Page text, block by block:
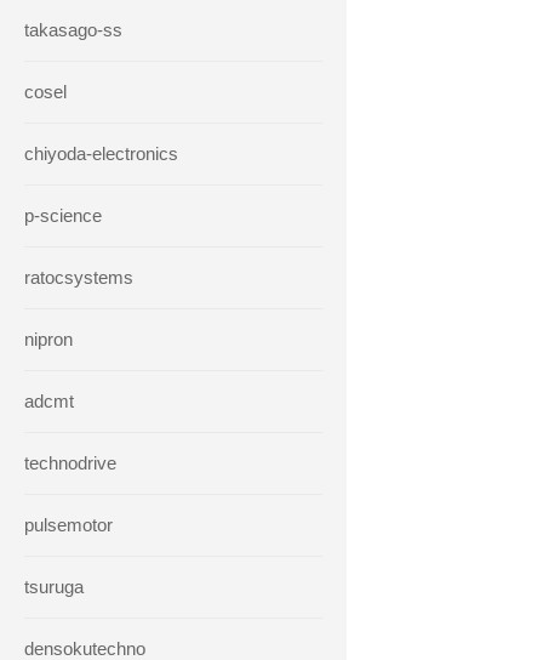
takasago-ss
cosel
chiyoda-electronics
p-science
ratocsystems
nipron
adcmt
technodrive
pulsemotor
tsuruga
densokutechno